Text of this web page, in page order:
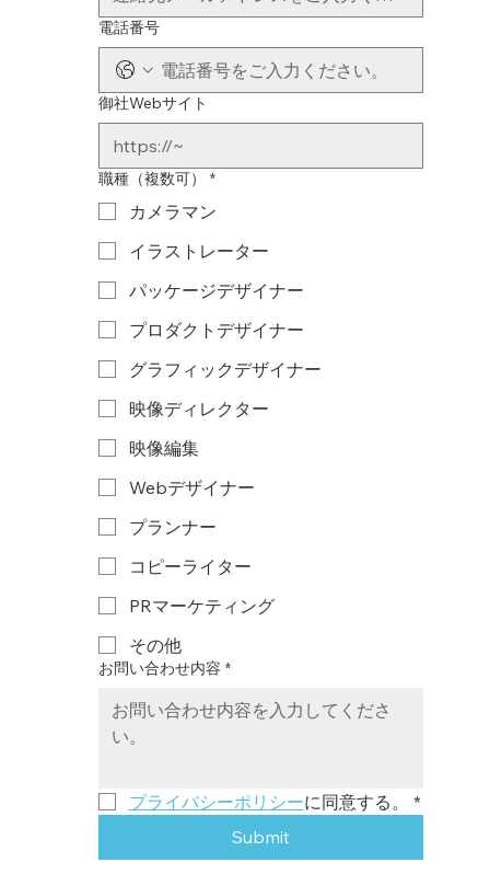
電話番号
御社Webサイト
職種（複数可） *
カメラマン
イラストレーター
パッケージデザイナー
プロダクトデザイナー
グラフィックデザイナー
映像ディレクター
映像編集
Webデザイナー
プランナー
コピーライター
PRマーケティング
その他
お問い合わせ内容 *
プライバシーポリシーに同意する。
*
Submit